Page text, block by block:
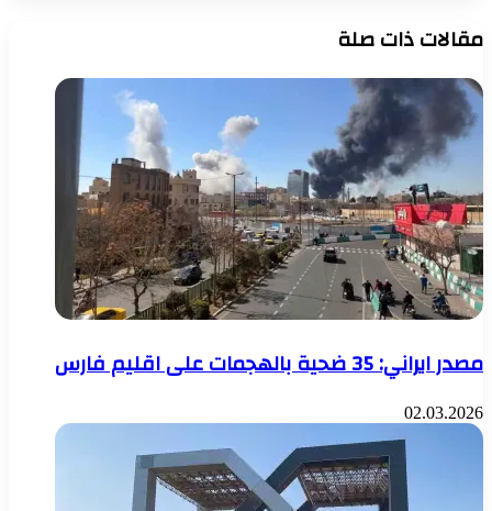
مقالات ذات صلة
مصدر ايراني: 35 ضحية بالهجمات على اقليم فارس
02.03.2026